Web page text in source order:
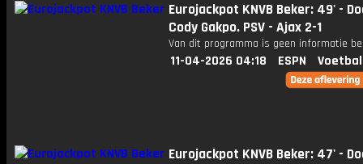
Eurojackpot KNVB Beker: 49' -
Cody Gakpo. PSV - Ajax 2-1
Van dit programma is geen informatie
11-04-2026 04:18 ESPN
Eurojackpot KNVB Beker: 47' -